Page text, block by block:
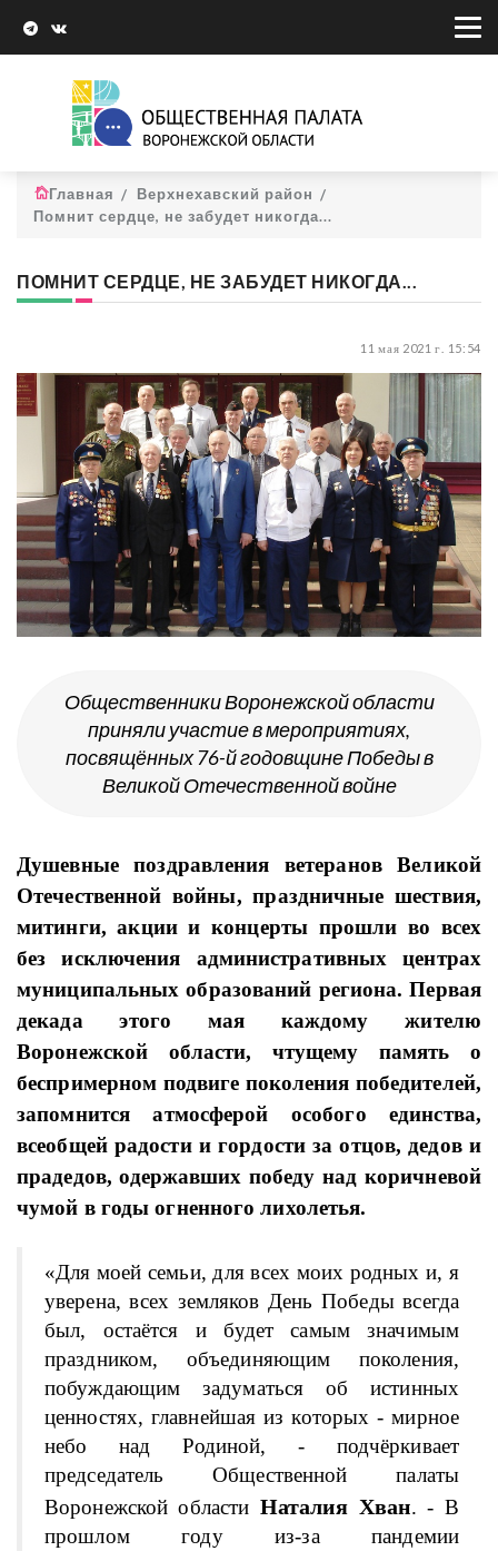
Главная
Верхнехавский район
Помнит сердце, не забудет никогда...
ПОМНИТ СЕРДЦЕ, НЕ ЗАБУДЕТ НИКОГДА...
11 мая 2021 г. 15:54
Общественники Воронежской области
приняли участие в мероприятиях,
посвящённых 76-й годовщине Победы в
Великой Отечественной войне
Душевные поздравления ветеранов Великой
Отечественной войны, праздничные шествия,
митинги, акции и концерты прошли во всех
без исключения административных центрах
муниципальных образований региона. Первая
декада этого мая каждому жителю
Воронежской области, чтущему память о
беспримерном подвиге поколения победителей,
запомнится атмосферой особого единства,
всеобщей радости и гордости за отцов, дедов и
прадедов, одержавших победу над коричневой
чумой в годы огненного лихолетья.
«Для моей семьи, для всех моих родных и, я
уверена, всех земляков День Победы всегда
был, остаётся и будет самым значимым
праздником, объединяющим поколения,
побуждающим задуматься об истинных
ценностях, главнейшая из которых - мирное
небо над Родиной, - подчёркивает
председатель Общественной палаты
Воронежской области Наталия Хван. - В
прошлом году из-за пандемии